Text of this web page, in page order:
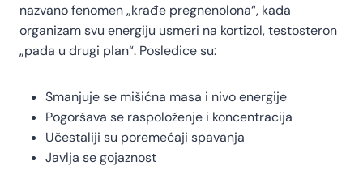
nazvano fenomen „krađe pregnenolona“, kada
organizam svu energiju usmeri na kortizol, testosteron
„pada u drugi plan“. Posledice su:
Smanjuje se mišićna masa i nivo energije
Pogoršava se raspoloženje i koncentracija
Učestaliji su poremećaji spavanja
Javlja se gojaznost